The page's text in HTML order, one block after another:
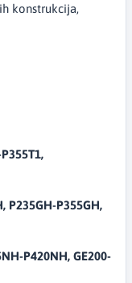
konstrukcija,
P235GH-P355GH,
P420NH, GE200-